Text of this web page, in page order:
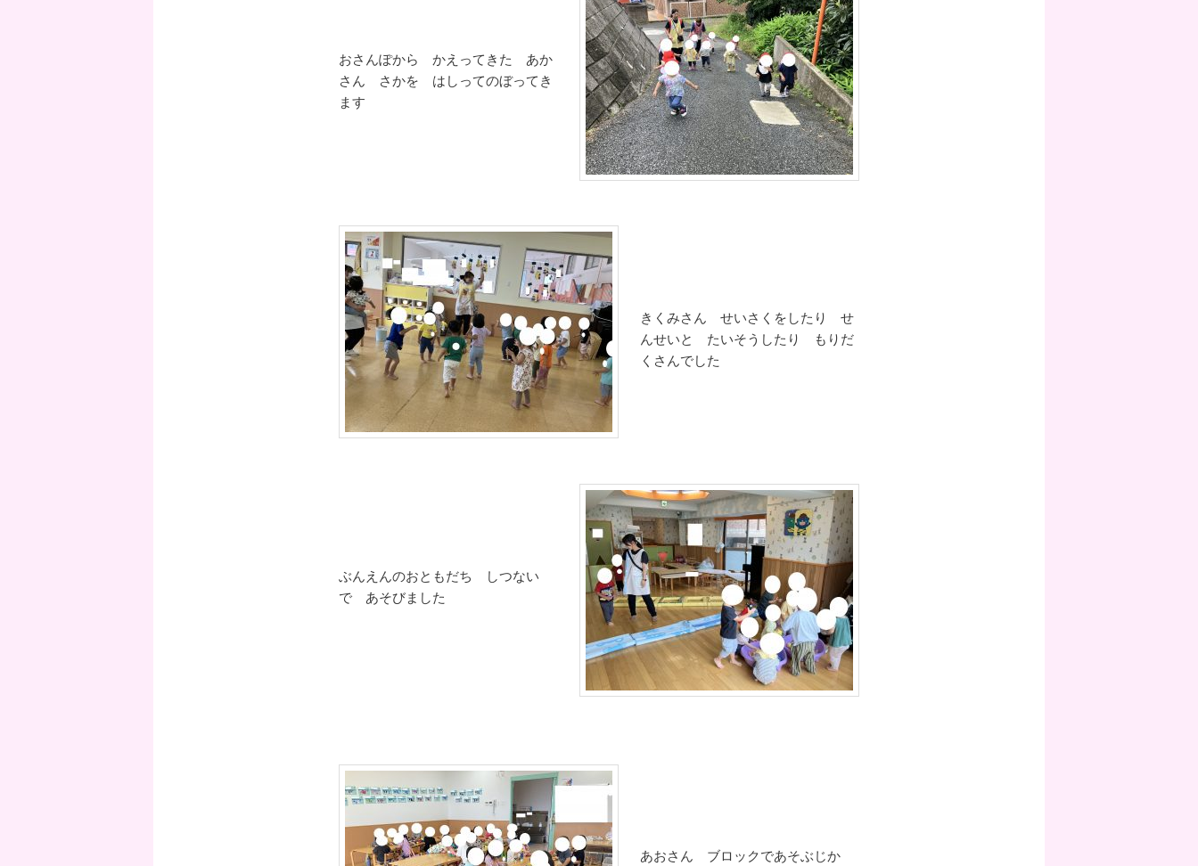
おさんぽから かえってきた あか
さん さかを はしってのぼってき
ます
きくみさん せいさくをしたり せ
んせいと たいそうしたり もりだ
くさんでした
ぶんえんのおともだち しつない
で あそびました
あおさん ブロックであそぶじか